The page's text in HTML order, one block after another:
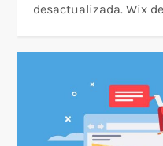
desactualizada. Wix